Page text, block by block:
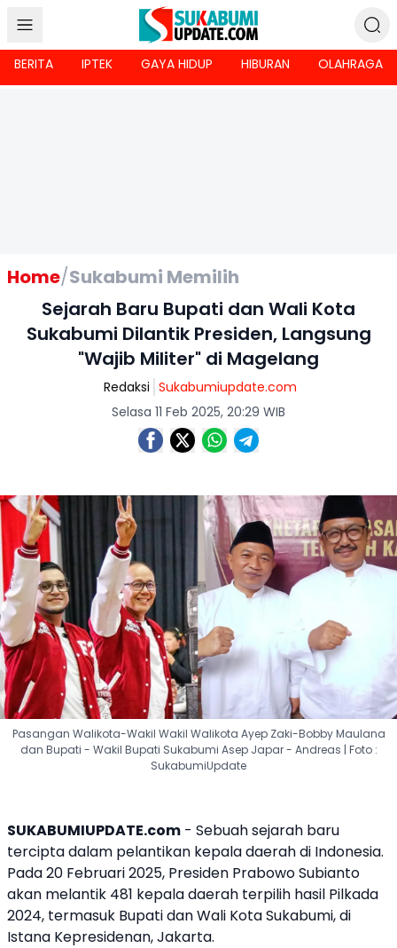
BERITA IPTEK GAYA HIDUP HIBURAN OLAHRAGA
Home/Sukabumi Memilih
Sejarah Baru Bupati dan Wali Kota
Sukabumi Dilantik Presiden, Langsung
"Wajib Militer" di Magelang
Redaksi Sukabumiupdate.com
Selasa 11 Feb 2025, 20:29 WIB
Pasangan Walikota-Wakil Wakil Walikota Ayep Zaki-Bobby Maulana
dan Bupati - Wakil Bupati Sukabumi Asep Japar - Andreas | Foto :
SukabumiUpdate
SUKABUMIUPDATE.com - Sebuah sejarah baru
tercipta dalam pelantikan kepala daerah di Indonesia.
Pada 20 Februari 2025, Presiden Prabowo Subianto
akan melantik 481 kepala daerah terpilih hasil Pilkada
2024, termasuk Bupati dan Wali Kota Sukabumi, di
Istana Kepresidenan, Jakarta.